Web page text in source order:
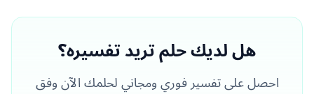
هل لديك حلم تريد تفسيره؟
احصل على تفسير فوري ومجاني لحلمك الآن وفق